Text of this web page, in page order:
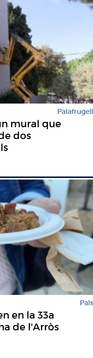
Palafrugell
mural que
dos
Pals
en la 33a
de l'Arròs